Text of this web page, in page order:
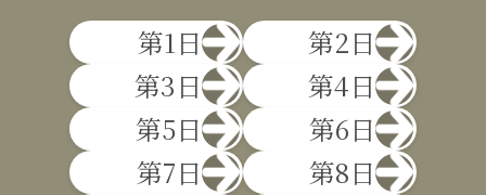
第1日
第2日
第3日
第4日
第5日
第6日
第7日
第8日